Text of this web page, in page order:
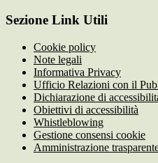
Sezione Link Utili
Cookie policy
Note legali
Informativa Privacy
Ufficio Relazioni con il
Dichiarazione di
Obiettivi di accessibilità
Whistleblowing
Gestione consensi cookie
Amministrazione